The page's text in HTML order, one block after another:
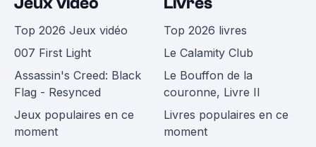
Top 2026 Jeux vidéo
007 First Light
Assassin's Creed: Black
Flag - Resynced
Jeux populaires en ce
moment
Top 2026 livres
Le Calamity Club
Le Bouffon de la
couronne, Livre II
Livres populaires en ce
moment